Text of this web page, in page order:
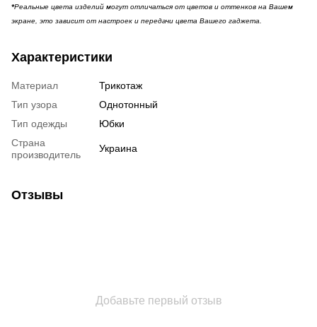
*Реальные цвета изделий могут отличаться от цветов и оттенков на Вашем
экране, это зависит от настроек и передачи цвета Вашего гаджета.
Характеристики
Материал
Трикотаж
Тип узора
Однотонный
Тип одежды
Юбки
Страна
производитель
Украина
Отзывы
Добавьте первый отзыв